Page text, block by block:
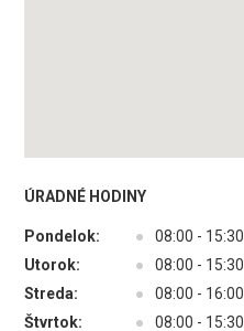
ÚRADNÉ HODINY
Pondelok: ●
08:00 - 15:30
Utorok:
●
08:00 - 15:30
Streda:
●
08:00 - 16:00
Štvrtok:
●
08:00 - 15:30